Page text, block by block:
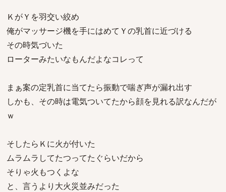
ＫがＹを羽交い絞め
俺がマッサージ機を手にはめてＹの乳首に近づける
その時気づいた
ローターみたいなもんだよなコレって
まぁ案の定乳首に当てたら振動で喘ぎ声が漏れ出す
しかも、その時は電気ついてたから顔を見れる訳なんだが
ｗ
そしたらＫに火が付いた
ムラムラしてたつってたぐらいだから
そりゃ火もつくよな
と、言うより大火災並みだった